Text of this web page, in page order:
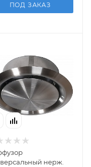
ПОД ЗАКАЗ
нерж.